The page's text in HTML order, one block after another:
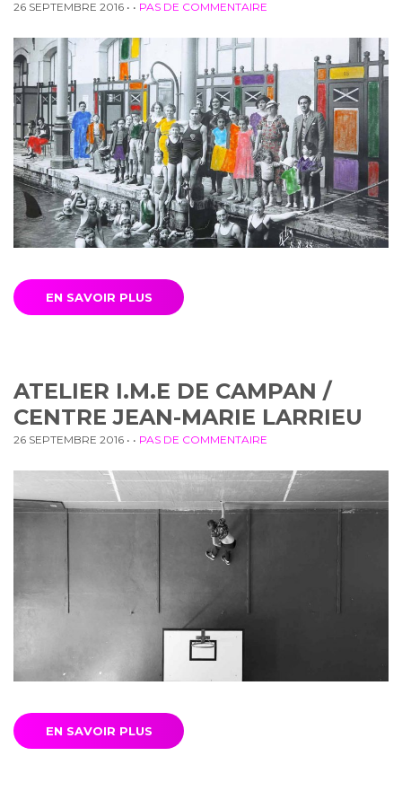
26 SEPTEMBRE 2016 • • PAS DE COMMENTAIRE
EN SAVOIR PLUS
ATELIER I.M.E DE CAMPAN /
CENTRE JEAN-MARIE LARRIEU
26 SEPTEMBRE 2016 • • PAS DE COMMENTAIRE
EN SAVOIR PLUS